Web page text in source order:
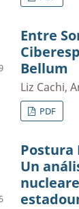
Entre
Bellum
Liz Cachi,
PDF
Postura
Un